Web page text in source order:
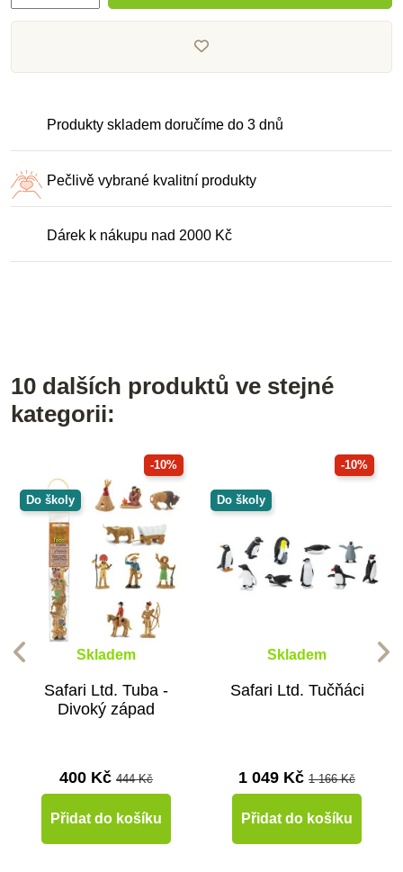
Produkty skladem doručíme do 3 dnů
Pečlivě vybrané kvalitní produkty
Dárek k nákupu nad 2000 Kč
10 dalších produktů ve stejné
kategorii:
-10%
Do školy
Skladem
Safari Ltd. Tuba -
Divoký západ
400 Kč 444 Kč
Přidat do košíku
-10%
Do školy
Skladem
Safari Ltd. Tučňáci
1 049 Kč 1 166 Kč
Přidat do košíku